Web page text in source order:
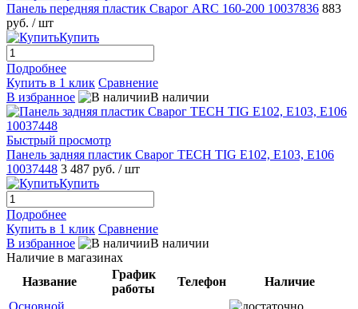
Панель передняя пластик Сварог ARC 160-200 10037836 883
руб. / шт
Купить
Подробнее
Купить в 1 клик Сравнение
В избранное
В наличии
Быстрый просмотр
Панель задняя пластик Сварог TECH TIG E102, E103, E106
10037448 3 487 руб. / шт
Купить
Подробнее
Купить в 1 клик Сравнение
В избранное
В наличии
Наличие в магазинах
Название
График
работы
Телефон
Наличие
Основной